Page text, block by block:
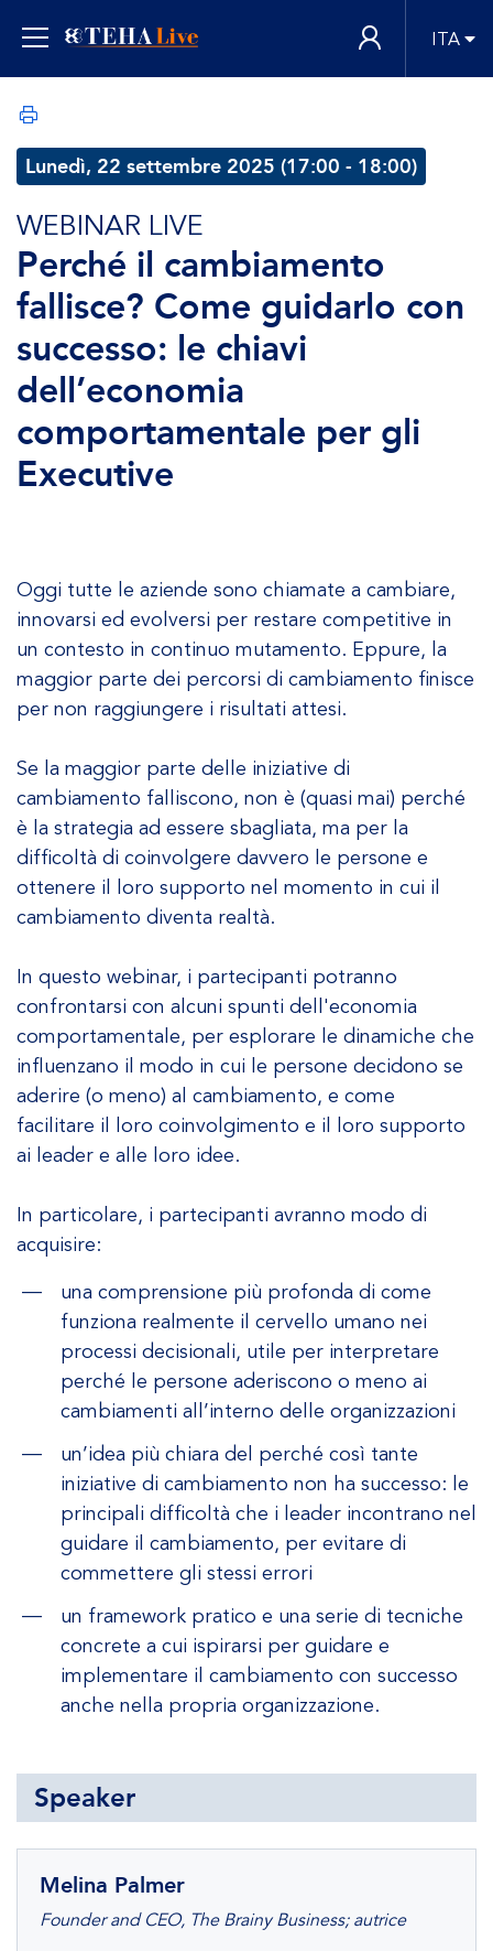
ITA
Lunedì, 22 settembre 2025 (17:00 - 18:00)
WEBINAR LIVE
Perché il cambiamento
fallisce? Come guidarlo con
successo: le chiavi
dell’economia
comportamentale per gli
Executive
Oggi tutte le aziende sono chiamate a cambiare,
innovarsi ed evolversi per restare competitive in
un contesto in continuo mutamento. Eppure, la
maggior parte dei percorsi di cambiamento finisce
per non raggiungere i risultati attesi.
Se la maggior parte delle iniziative di
cambiamento falliscono, non è (quasi mai) perché
è la strategia ad essere sbagliata, ma per la
difficoltà di coinvolgere davvero le persone e
ottenere il loro supporto nel momento in cui il
cambiamento diventa realtà.
In questo webinar, i partecipanti potranno
confrontarsi con alcuni spunti dell'economia
comportamentale, per esplorare le dinamiche che
influenzano il modo in cui le persone decidono se
aderire (o meno) al cambiamento, e come
facilitare il loro coinvolgimento e il loro supporto
ai leader e alle loro idee.
In particolare, i partecipanti avranno modo di
acquisire:
una comprensione più profonda di come
funziona realmente il cervello umano nei
processi decisionali, utile per interpretare
perché le persone aderiscono o meno ai
cambiamenti all’interno delle organizzazioni
un’idea più chiara del perché così tante
iniziative di cambiamento non ha successo: le
principali difficoltà che i leader incontrano nel
guidare il cambiamento, per evitare di
commettere gli stessi errori
un framework pratico e una serie di tecniche
concrete a cui ispirarsi per guidare e
implementare il cambiamento con successo
anche nella propria organizzazione.
Speaker
Melina Palmer
Founder and CEO, The Brainy Business; autrice